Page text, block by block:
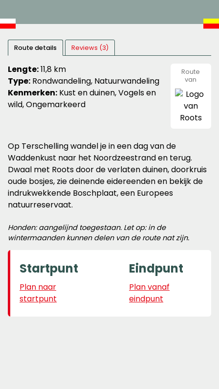
Route details Reviews (3)
Lengte:11,8 km
Type: Rondwandeling, Natuurwandeling
Kenmerken: Kust en duinen, Vogels en
wild, Ongemarkeerd
Route
van
Op Terschelling wandel je in een dag van de
Waddenkust naar het Noordzeestrand en terug.
Dwaal met Roots door de verlaten duinen, doorkruis
oude bosjes, zie deinende eidereenden en bekijk de
indrukwekkende Boschplaat, een Europees
natuurreservaat.
Honden: aangelijnd toegestaan. Let op: in de
wintermaanden kunnen delen van de route nat zijn.
Startpunt
Plan naar
startpunt
Eindpunt
Plan vanaf
eindpunt